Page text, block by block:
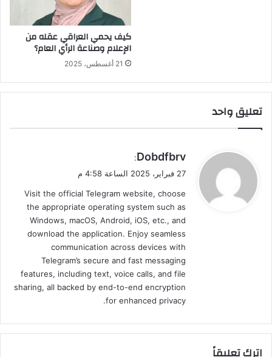
كيف يحمي العراقي عقله من
الإعلام وصناعة الرأي العام؟
21 أغسطس، 2025
تعليق واحد
ي
ل
Dobdfbrv
:
27 فبراير، 2025 الساعة 4:58 م
Visit the official Telegram website, choose
the appropriate operating system such as
Windows, macOS, Android, iOS, etc., and
download the application. Enjoy seamless
communication across devices with
Telegram’s secure and fast messaging
features, including text, voice calls, and file
sharing, all backed by end-to-end encryption
for enhanced privacy.
اترك تعليقاً